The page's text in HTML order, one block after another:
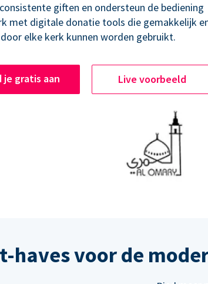
giften en ondersteun de bediening
met digitale donatie tools die gemakkelijk
elke kerk kunnen worden gebruikt.
je gratis aan Live voorbeeld
haves voor de